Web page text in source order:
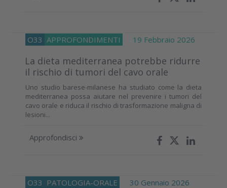
O33 APPROFONDIMENTI 19 Febbraio 2026
La dieta mediterranea potrebbe ridurre
il rischio di tumori del cavo orale
Uno studio barese-milanese ha studiato come la dieta
mediterranea possa aiutare nel prevenire i tumori del
cavo orale e riduca il rischio di trasformazione maligna di
lesioni...
Approfondisci
O33 PATOLOGIA-ORALE 30 Gennaio 2026